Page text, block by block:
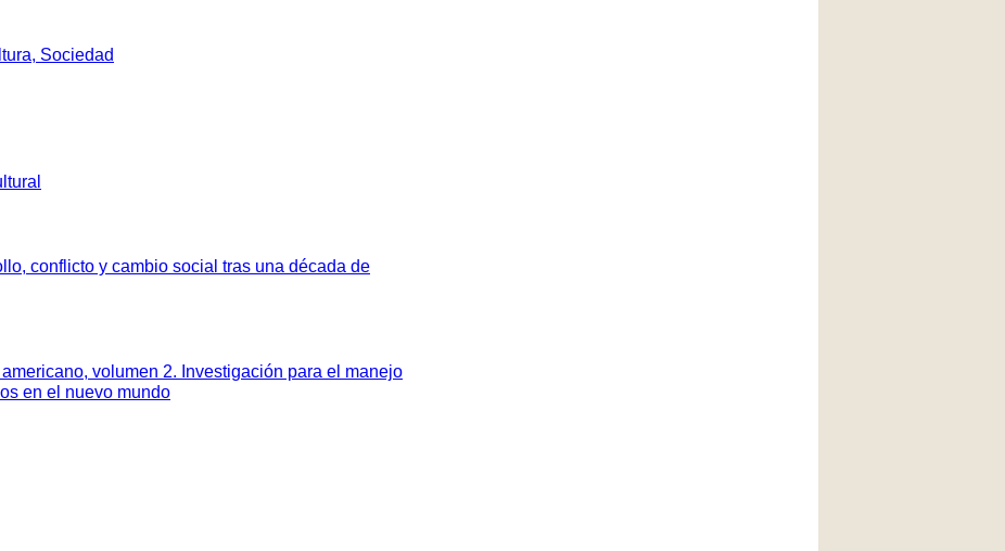
Sociedad
conflicto y cambio social tras una década de
volumen 2. Investigación para el manejo
en el nuevo mundo